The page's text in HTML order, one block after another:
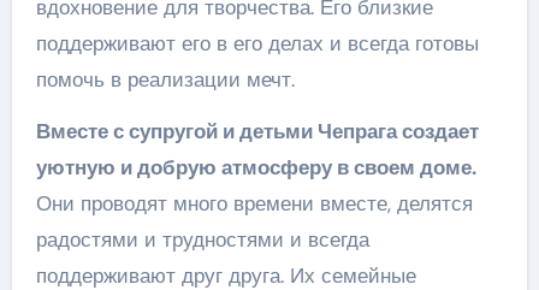
вдохновение для творчества. Его близкие
поддерживают его в его делах и всегда готовы
помочь в реализации мечт.
Вместе с супругой и детьми Чепрага создает
уютную и добрую атмосферу в своем доме.
Они проводят много времени вместе, делятся
радостями и трудностями и всегда
поддерживают друг друга. Их семейные